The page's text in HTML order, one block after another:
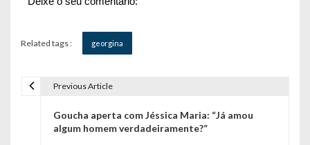
Related tags : georgina
Previous Article
Goucha aperta com Jéssica Maria: “Já amou
algum homem verdadeiramente?”